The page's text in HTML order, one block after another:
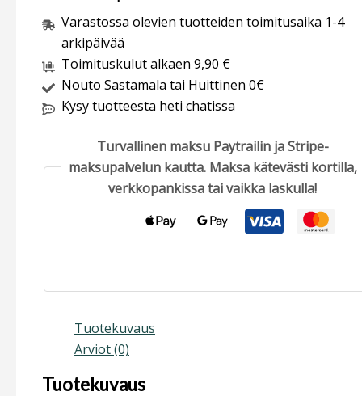
Varastossa olevien tuotteiden toimitusaika 1-4
arkipäivää
Toimituskulut alkaen 9,90 €
Nouto Sastamala tai Huittinen 0€
Kysy tuotteesta heti chatissa
Turvallinen maksu Paytrailin ja Stripe-
maksupalvelun kautta. Maksa kätevästi kortilla,
verkkopankissa tai vaikka laskulla!
Tuotekuvaus
Arviot (0)
Tuotekuvaus